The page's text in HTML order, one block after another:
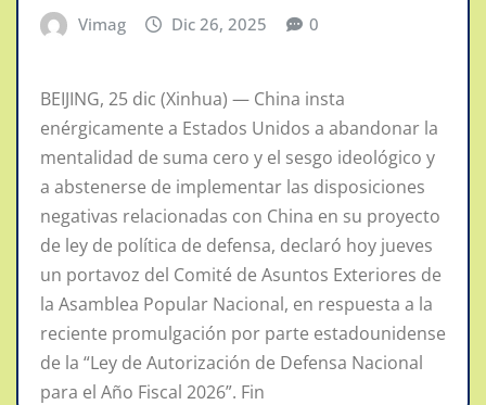
Vimag Dic 26, 2025 0
BEIJING, 25 dic (Xinhua) — China insta
enérgicamente a Estados Unidos a abandonar la
mentalidad de suma cero y el sesgo ideológico y
a abstenerse de implementar las disposiciones
negativas relacionadas con China en su proyecto
de ley de política de defensa, declaró hoy jueves
un portavoz del Comité de Asuntos Exteriores de
la Asamblea Popular Nacional, en respuesta a la
reciente promulgación por parte estadounidense
de la “Ley de Autorización de Defensa Nacional
para el Año Fiscal 2026”. Fin